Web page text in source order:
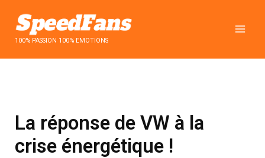
contenu100% PASSION 100% EMOTIONS
La réponse de VW à la
crise énergétique !